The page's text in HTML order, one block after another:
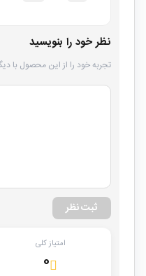
نظر خود را بنویسید
تجربه خود را از این محصول با
ثبت نظر
امتیاز کلی
۰